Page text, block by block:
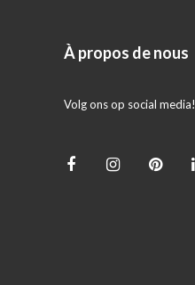
À propos de nous
Volg ons op social media!